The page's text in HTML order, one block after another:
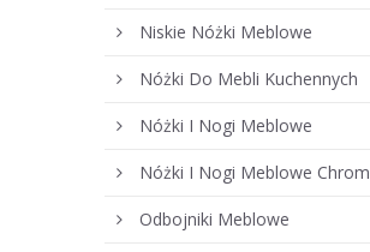
Niskie Nóżki Meblowe
Nóżki Do Mebli Kuchennych
Nóżki I Nogi Meblowe
Nóżki I Nogi Meblowe Chrom
Odbojniki Meblowe